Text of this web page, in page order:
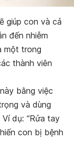
giúp con và cả
đến nhiễm
một trong
thành viên
bằng việc
và dùng
dụ: “Rửa tay
con bị bệnh